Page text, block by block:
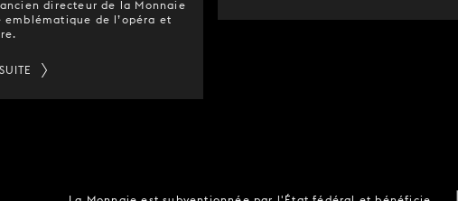
directeur de la Monnaie
de l’opéra et